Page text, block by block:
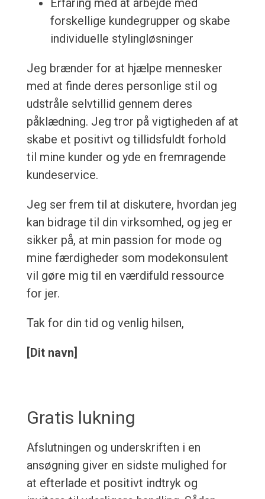
Erfaring med at arbejde med
forskellige kundegrupper og skabe
individuelle stylingløsninger
Jeg brænder for at hjælpe mennesker
med at finde deres personlige stil og
udstråle selvtillid gennem deres
påklædning. Jeg tror på vigtigheden af at
skabe et positivt og tillidsfuldt forhold
til mine kunder og yde en fremragende
kundeservice.
Jeg ser frem til at diskutere, hvordan jeg
kan bidrage til din virksomhed, og jeg er
sikker på, at min passion for mode og
mine færdigheder som modekonsulent
vil gøre mig til en værdifuld ressource
for jer.
Tak for din tid og venlig hilsen,
[Dit navn]
Gratis lukning
Afslutningen og underskriften i en
ansøgning giver en sidste mulighed for
at efterlade et positivt indtryk og